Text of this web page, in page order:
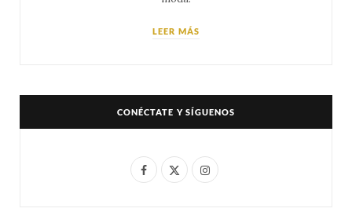
LEER MÁS
CONÉCTATE Y SÍGUENOS
F
X
I